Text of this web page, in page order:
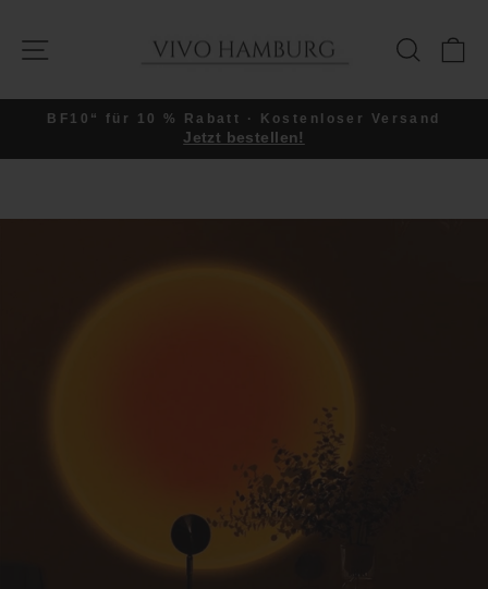
zum
Inhalt
SEITENNAVIGATION SUCHE
Pause
BF10“ für 10 % Rabatt · Kostenloser Versand
Jetzt bestellen!